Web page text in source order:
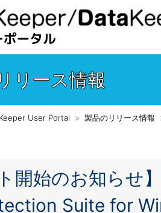
リース情報
User Portal 製品のリリース情報
ト開始のお知ら
Suite for